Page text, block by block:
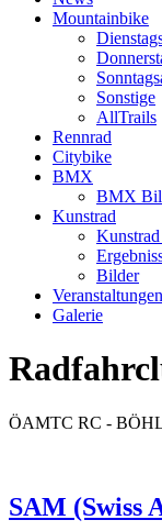
Mountainbike
Sonstige
AllTrails
Rennrad
Citybike
BMX
BMX
Kunstrad
Bilder
Veranstaltungen
Galerie
ÖAMTC RC -
SAM (Swiss